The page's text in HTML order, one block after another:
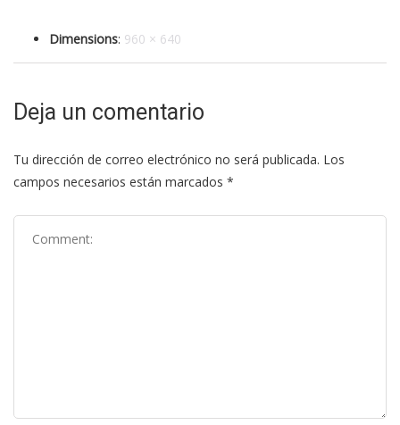
Dimensions: 960 × 640
Deja un comentario
Tu dirección de correo electrónico no será publicada. Los
campos necesarios están marcados *